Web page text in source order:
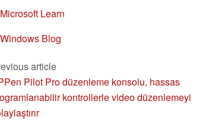
Microsoft Learn
Windows Blog
article
Pilot Pro düzenleme konsolu, hassas
kontrollerle video düzenlemeyi